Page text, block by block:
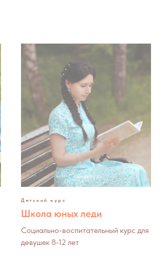
Детский курс
Школа юных леди
Социально-воспитательный курс для
девушек 8-12 лет